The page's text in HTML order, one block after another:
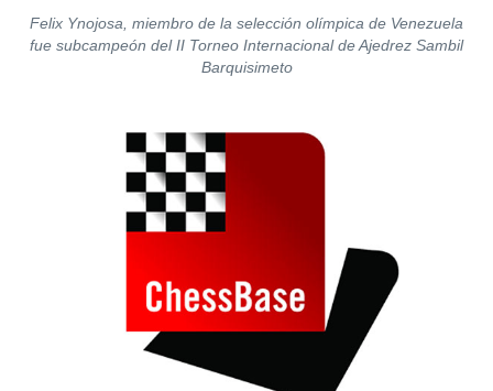
Felix Ynojosa, miembro de la selección olímpica de Venezuela
fue subcampeón del II Torneo Internacional de Ajedrez Sambil
Barquisimeto